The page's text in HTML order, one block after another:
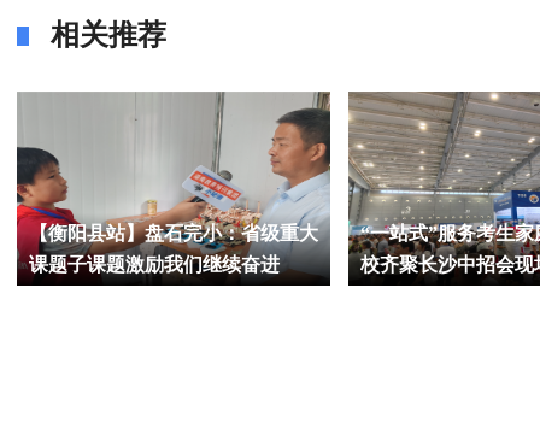
相关推荐
【衡阳县站】盘石完小：省级重大
课题子课题激励我们继续奋进
“一站式”服务考生家
校齐聚长沙中招会现